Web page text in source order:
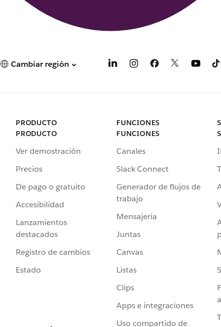
Cambiar región
PRODUCTO
PRODUCTO
Ver demostración
Precios
De pago o gratuito
Accesibilidad
Lanzamientos
destacados
Registro de cambios
Estado
FUNCIONES
FUNCIONES
Canales
Slack Connect
Generador de flujos de
trabajo
Mensajería
Juntas
Canvas
Listas
Clips
Apps e integraciones
Uso compartido de